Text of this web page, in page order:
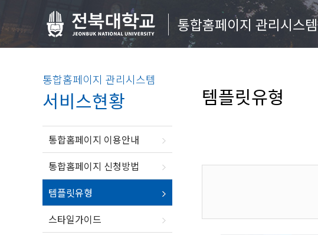
통합홈페이지 관리시스템
통합홈페이지 관리시스템
서비스현황
통합홈페이지 이용안내
통합홈페이지 신청방법
템플릿유형
스타일가이드
템플릿유형